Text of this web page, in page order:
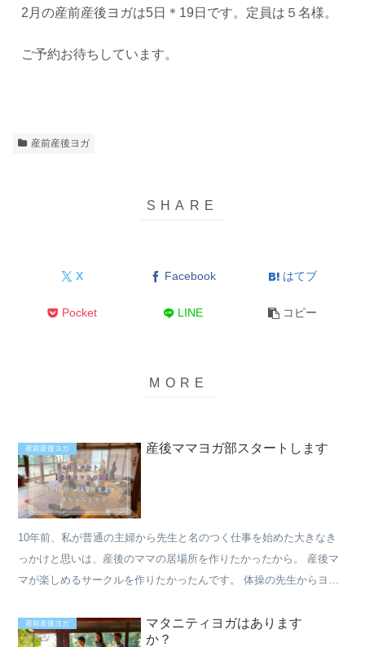
2月の産前産後ヨガは5日＊19日です。定員は５名様。
ご予約お待ちしています。
産前産後ヨガ
X Facebook はてブ
Pocket LINE コピー
産前産後ヨガ 産後ママヨガ部スタートします
10年前、私が普通の主婦から先生と名のつく仕事を始めた大きなき
っかけと思いは、産後のママの居場所を作りたかったから。 産後マ
マが楽しめるサークルを作りたかったんです。 体操の先生からヨガ
産前産後ヨガ
マタニティヨガはあります
か？